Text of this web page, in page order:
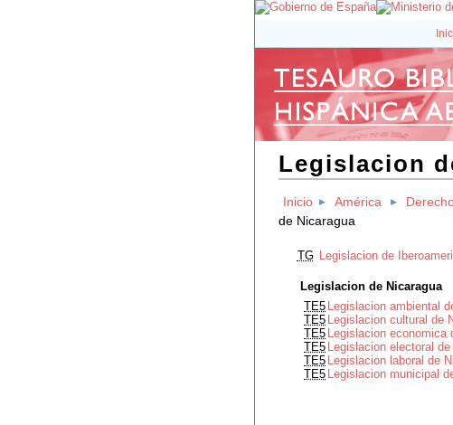
Legislacion
Inicio América
de Nicaragua
TG Legislacion de
Legislacion de Nicaragua
TE5 Legislacion ambiental
TE5 Legislacion cultural de
TE5 Legislacion economica
TE5 Legislacion electoral
TE5 Legislacion laboral de
TE5 Legislacion municipal